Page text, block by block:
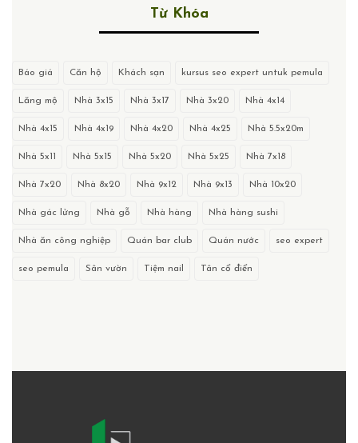
Từ Khóa
Báo giá Căn hộ Khách sạn kursus seo expert untuk pemula
Lăng mộ Nhà 3x15 Nhà 3x17 Nhà 3x20 Nhà 4x14
Nhà 4x15 Nhà 4x19 Nhà 4x20 Nhà 4x25 Nhà 5.5x20m
Nhà 5x11 Nhà 5x15 Nhà 5x20 Nhà 5x25 Nhà 7x18
Nhà 7x20 Nhà 8x20 Nhà 9x12 Nhà 9x13 Nhà 10x20
Nhà gác lửng Nhà gỗ Nhà hàng Nhà hàng sushi
Nhà ăn công nghiệp Quán bar club Quán nước seo expert
seo pemula Sân vườn Tiệm nail Tân cổ điển